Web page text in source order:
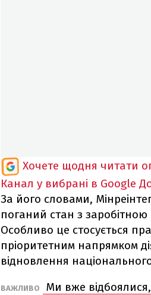
Хочете щодня читати
Канал у вибрані в Google
За його словами,
поганий стан з
Особливо це стосується
пріоритетним напрямком
відновлення
ВАЖЛИВО
Ми вже відбоялися,